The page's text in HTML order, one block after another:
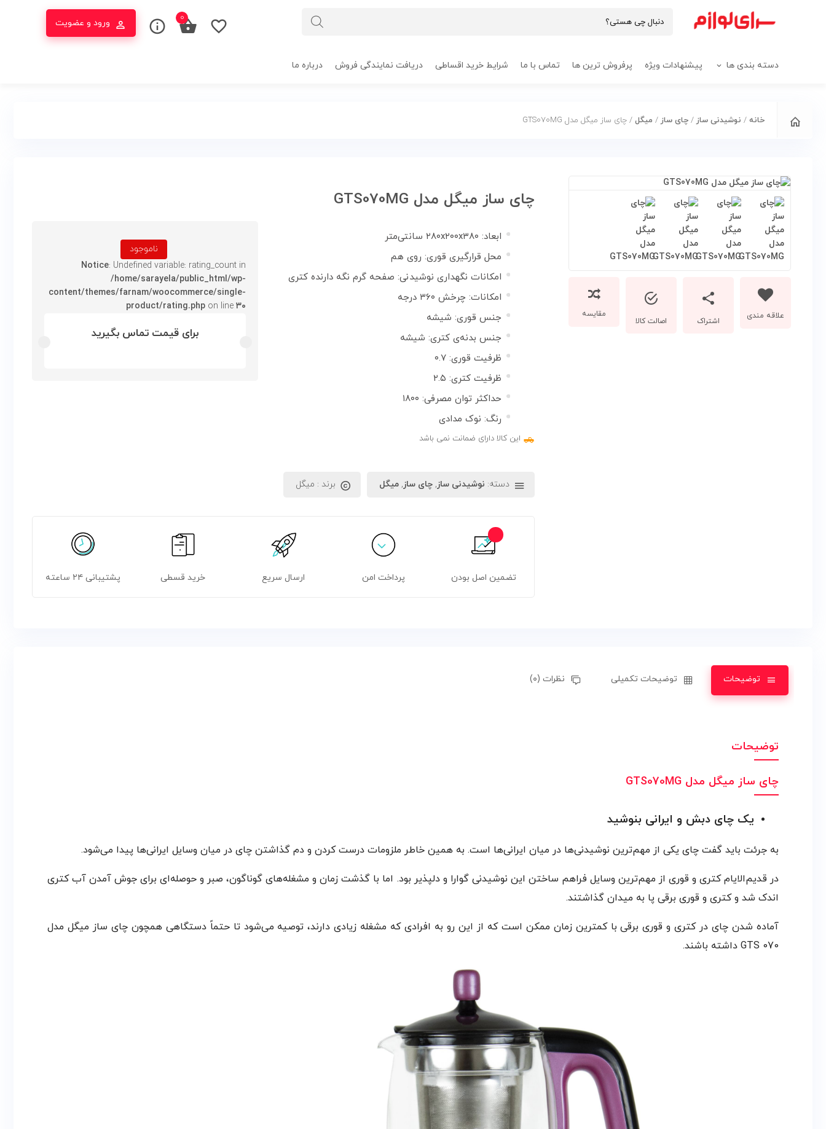
ورود و عضویت 0
دسته بندی ها پیشنهادات ویژه پرفروش ترین ها تماس با ما شرایط خرید اقساطی دریافت نمایندگی فروش درباره ما
خانه / نوشیدنی ساز / چای ساز / میگل / چای ساز میگل مدل GTS070MG
اشتراک اصالت کالا
مقایسه
چای ساز میگل مدل GTS070MG
ابعاد: ۲۸۰x۲۰۰x۳۸۰ سانتی‌متر
محل قرارگیری قوری: روی هم
امکانات نگهداری نوشیدنی: صفحه گرم نگه دارنده کتری
امکانات: چرخش ۳۶۰ درجه
جنس قوری: شیشه
جنس بدنه‌ی کتری: شیشه
ظرفیت قوری: ۰.۷
ظرفیت کتری: ۲.۵
حداکثر توان مصرفی: ۱۸۰۰
رنگ: نوک مدادی
این کالا دارای ضمانت نمی باشد
دسته: نوشیدنی ساز, چای ساز, میگل برند : میگل
ناموجود
Notice: Undefined variable: rating_count in
/home/sarayela/public_html/wp-
content/themes/farnam/woocommerce/single-
product/rating.php on line۳۰
برای قیمت تماس بگیرید
تضمین اصل بودن پرداخت امن ارسال سریع خرید قسطی پشتیبانی ۲۴ ساعته
توضیحات توضیحات تکمیلی نظرات (۰)
توضیحات
چای ساز میگل مدل GTS070MG
یک چای دبش و ایرانی بنوشید
به جرئت باید گفت چای یکی از مهم‌ترین نوشیدنی‌ها در میان ایرانی‌ها است. به همین خاطر ملزومات درست کردن و دم گذاشتن چای در میان وسایل ایرانی‌ها پیدا می‌شود.
در قدیم‌الایام کتری و قوری از مهم‌ترین وسایل فراهم ساختن این نوشیدنی گوارا و دلپذیر بود. اما با گذشت زمان و مشغله‌های گوناگون، صبر و حوصله‌ای برای جوش آمدن آب کتری
اندک شد و کتری و قوری برقی پا به میدان گذاشتند.
آماده شدن چای در کتری و قوری برقی با کمترین زمان ممکن است که از این رو به افرادی که مشغله زیادی دارند، توصیه می‌شود تا حتماً دستگاهی همچون چای ساز میگل مدل
GTS 070 داشته باشند.